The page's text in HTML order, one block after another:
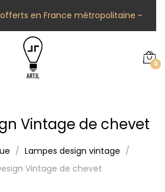
offerts en France métropolitaine ~
0
Vintage de chevet
Lampes design vintage
Vintage de chevet